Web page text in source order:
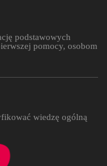
podstawowych
pomocy, osobom
wiedzę ogólną